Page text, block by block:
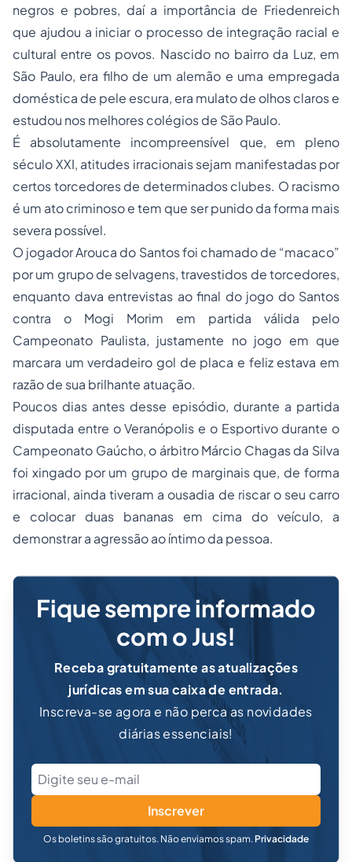
negros e pobres, daí a importância de Friedenreich
que ajudou a iniciar o processode integração racial e
cultural entre os povos. Nascido no bairro da Luz, em
São Paulo, era filho de um alemão e uma empregada
doméstica de pele escura, era mulato de olhos claros e
estudou nos melhores colégios de São Paulo.
É absolutamente incompreensível que, em pleno
século XXI, atitudes irracionais sejam manifestadas por
certos torcedores de determinados clubes. O racismo
é um ato criminoso e tem que ser punido da forma mais
severa possível.
O jogador Arouca do Santos foi chamado de “macaco”
por um grupo de selvagens, travestidos de torcedores,
enquanto dava entrevistas ao final do jogo do Santos
contra o Mogi Morim em partida válida pelo
Campeonato Paulista, justamente no jogo em que
marcara um verdadeiro gol de placa e feliz estava em
razão de sua brilhante atuação.
Poucos dias antes desse episódio, durante a partida
disputada entre o Veranópolis e o Esportivo durante o
Campeonato Gaúcho, o árbitro Márcio Chagas da Silva
foi xingado por um grupo de marginais que, de forma
irracional, ainda tiveram a ousadia de riscar o seu carro
e colocar duas bananas em cima do veículo, a
demonstrar a agressão ao íntimo da pessoa.
Fique sempre informado
com o Jus!
Receba gratuitamente as atualizações
jurídicas em sua caixa de entrada.
Inscreva-se agora e não perca as novidades
diárias essenciais!
Inscrever
Os boletins são gratuitos. Não enviamos spam. Privacidade